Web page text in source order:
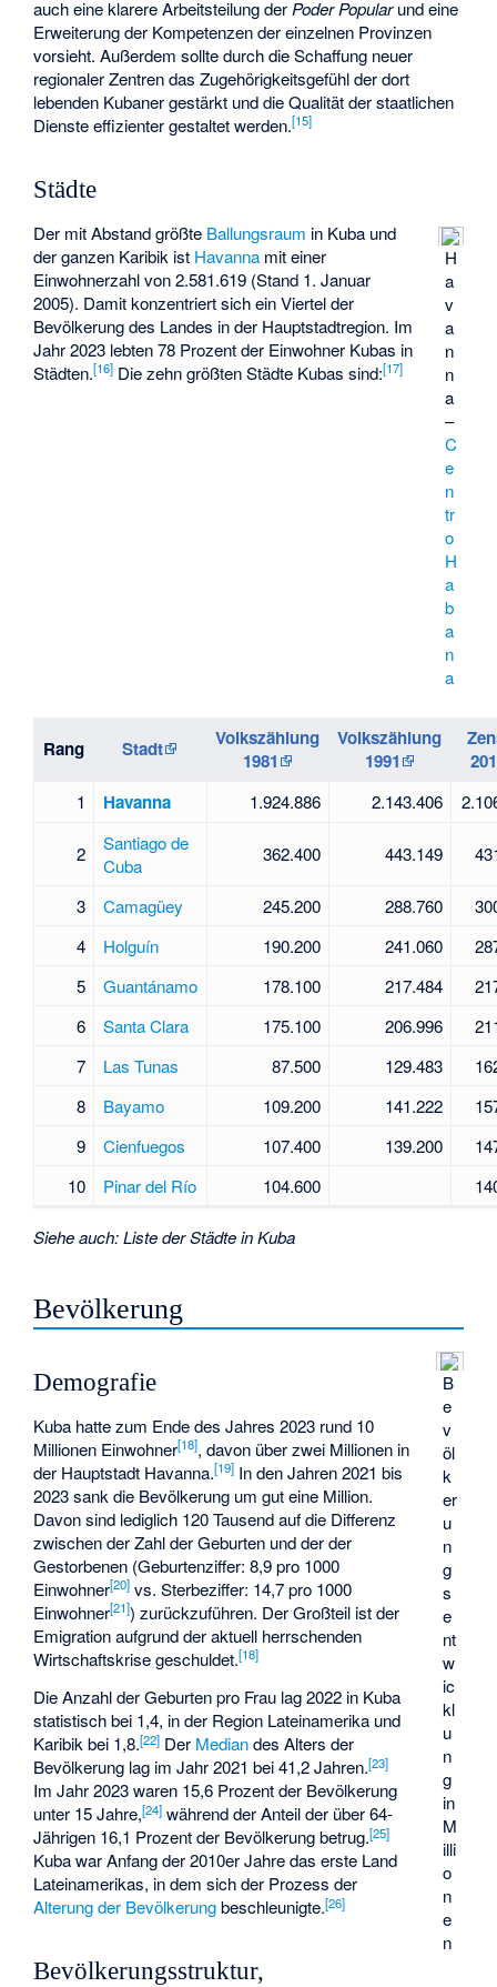
auch eine klarere Arbeitsteilung der Poder Popularund eine
Erweiterung der Kompetenzen der einzelnen Provinzen
vorsieht. Außerdem sollte durch die Schaffung neuer
regionaler Zentren das Zugehörigkeitsgefühl der dort
lebenden Kubaner gestärkt und die Qualität der staatlichen
Dienste effizienter gestaltet werden.[15]
Städte
H
a
v
a
n
n
a
–
C
e
n
tr
o
H
a
b
a
n
a
Der mit Abstand größte Ballungsraum in Kuba und
der ganzen Karibik ist Havanna mit einer
Einwohnerzahl von 2.581.619 (Stand 1. Januar
2005). Damit konzentriert sich ein Viertel der
Bevölkerung des Landes in der Hauptstadtregion. Im
Jahr 2023 lebten 78 Prozent der Einwohner Kubas in
Städten.[16] Die zehn größten Städte Kubas sind:[17]
Rang Stadt
Volkszählung
1981
Volkszählung
1991
1 Havanna 1.924.886 2.143.406
2
Santiago de
Cuba
362.400 443.149
3 Camagüey 245.200 288.760
4
Holguín 190.200 241.060
5
Guantánamo 178.100 217.484
6
Santa Clara 175.100 206.996
7
Las Tunas 87.500 129.483
8
Bayamo 109.200 141.222
9
Cienfuegos 107.400 139.200
10
Pinar del Río 104.600
Siehe auch:Liste der Städte in Kuba
Bevölkerung
B
e
v
öl
k
er
u
n
g
s
e
nt
w
ic
kl
u
n
g
in
M
illi
o
n
e
n
Demografie
Kuba hatte zum Ende des Jahres 2023 rund 10
Millionen Einwohner[18], davon über zwei Millionen in
der Hauptstadt Havanna.[19] In den Jahren 2021 bis
2023 sank die Bevölkerung um gut eine Million.
Davon sind lediglich 120 Tausend auf die Differenz
zwischen der Zahl der Geburten und der der
Gestorbenen (Geburtenziffer: 8,9 pro 1000
Einwohner[20] vs. Sterbeziffer: 14,7 pro 1000
Einwohner[21]) zurückzuführen. Der Großteil ist der
Emigration aufgrund der aktuell herrschenden
Wirtschaftskrise geschuldet.[18]
Die Anzahl der Geburten pro Frau lag 2022 in Kuba
statistisch bei 1,4, in der Region Lateinamerika und
Karibik bei 1,8.[22] Der Mediandes Alters der
Bevölkerung lag im Jahr 2021 bei 41,2 Jahren.[23]
Im Jahr 2023 waren 15,6 Prozent der Bevölkerung
unter 15 Jahre,[24] während der Anteil der über 64-
Jährigen 16,1 Prozent der Bevölkerung betrug.[25]
Kuba war Anfang der 2010er Jahre das erste Land
Lateinamerikas, in dem sich der Prozess der
Alterung der Bevölkerungbeschleunigte.[26]
Bevölkerungsstruktur,